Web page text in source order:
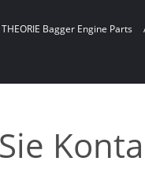
THEORIE Bagger Engine Parts